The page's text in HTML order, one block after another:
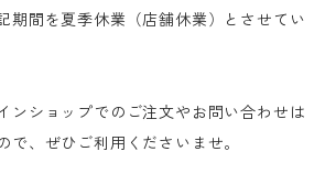
期間を夏季休業（店舗休業）とさせてい
ンショップでのご注文やお問い合わせは
で、ぜひご利用くださいませ。